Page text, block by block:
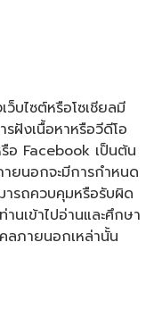
ว็บไซต์หรือโซเชียลมี
ฝังเนื้อหาหรือวีดีโอ
อ Facebook เป็นต้น
ายนอกจะมีการกำหนด
ารถควบคุมหรือรับผิด
นเข้าไปอ่านและศึกษา
ลภายนอกเหล่านั้น